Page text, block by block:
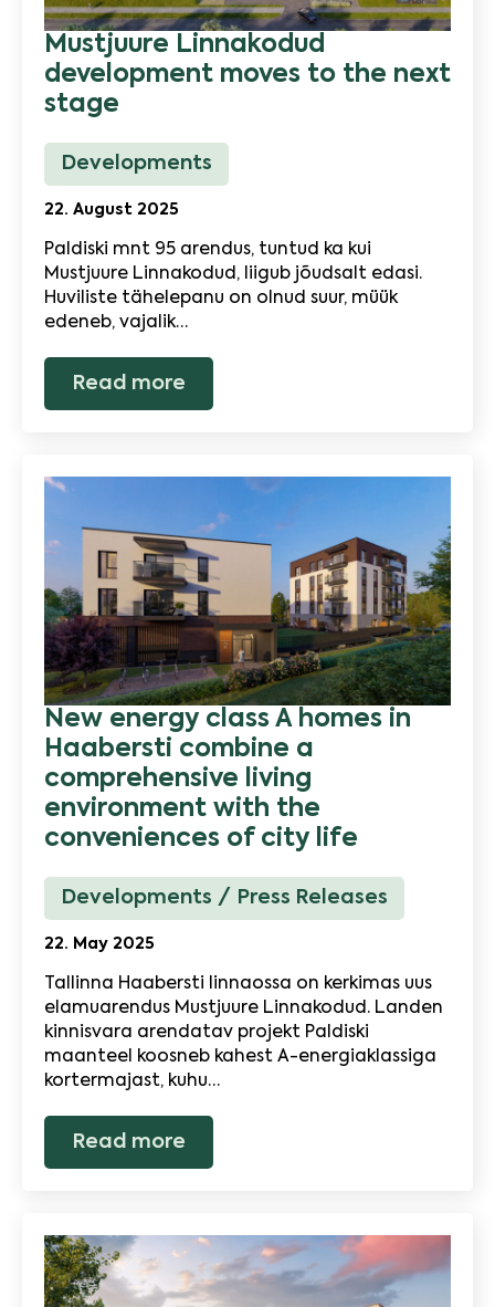
Mustjuure Linnakodud
development moves to the next
stage
22. August 2025
Developments
Paldiski mnt 95 arendus, tuntud ka kui
Mustjuure Linnakodud, liigub jõudsalt edasi.
Huviliste tähelepanu on olnud suur, müük
edeneb, vajalik…
Read more
New energy class A homes in
Haabersti combine a
comprehensive living
environment with the
conveniences of city life
22. May 2025
Developments Press Releases
Tallinna Haabersti linnaossa on kerkimas uus
elamuarendus Mustjuure Linnakodud. Landen
kinnisvara arendatav projekt Paldiski
maanteel koosneb kahest A-energiaklassiga
kortermajast, kuhu…
Read more